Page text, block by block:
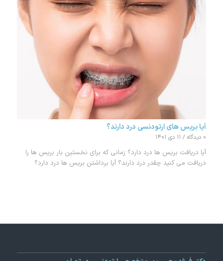
آیا بریس های ارتودنسی درد دارند؟
۰ دیدگاه / ۱۱ دی ۱۴۰۱
آیا دریافت بریس ها درد دارد؟ زمانی که برای نخستین بار بریس ها را
دریافت می کنید چقدر درد دارند؟ آیا برداشتن بریس ها درد دارد؟